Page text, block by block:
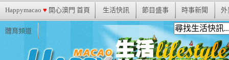
Happymacao ♥ 開心澳門 首頁 生活快訊 節目盛事 時事新聞 外
體育頻道